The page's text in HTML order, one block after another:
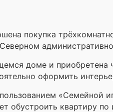
покупка
доме и приобретена
оформить
«Семейной
обустроить квартиру